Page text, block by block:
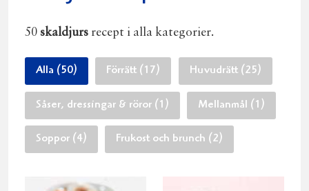
50 skaldjurs recept i alla kategorier.
Alla (50) Förrätt (17) Huvudrätt (25)
Såser, dressingar & röror (1) Mellanmål (1)
Soppor (4) Frukost och brunch (2)